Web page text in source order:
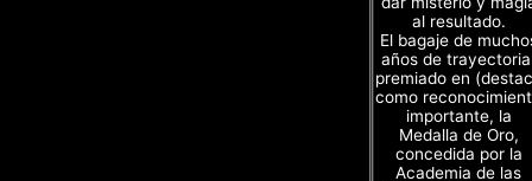
al resultado.
El bagaje de
años de
premiado en
como
importante, la
Medalla de Oro,
concedida por la
Academia de las